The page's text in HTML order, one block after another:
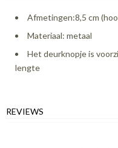
Afmetingen:8,5 cm
Materiaal: metaal
Het deurknopje is
lengte
REVIEWS